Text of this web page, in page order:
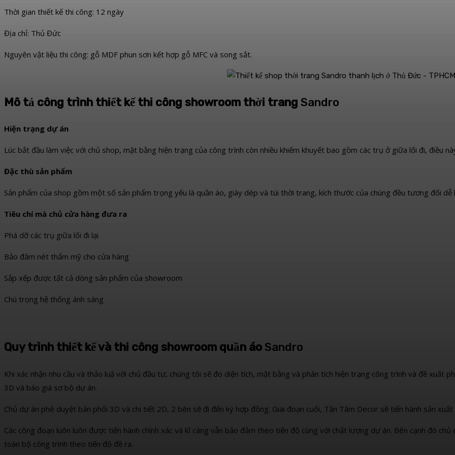
Thời gian thiết kế thi công: 12 ngày
Địa chỉ: Thủ Đức
Nguyên vật liệu thi công: gỗ MDF phun sơn kết hợp gỗ MFC và song sắt.
Mô tả công trình thiết kế thi công showroom thời trang Sandro
Hiện trạng dự án
Lúc bắt đầu làm việc với chủ shop, mặt bằng hiện trạng của công trình còn nhiều khiếm khuyết bao gồm các trụ ở giữa lối đi, điều
Đặc thù sản phẩm
Sản phẩm của shop gồm một số sản phẩm trọng yếu là quần áo, giày dép và túi thời trang, kích thước của chúng đều tương đối dễ
Tiêu chí mà chủ cửa hàng đưa ra
Phá dỡ các trụ giữa lối đi lại
Bảo đảm nét thẩm mỹ cho cửa hàng
Sắp xếp được tất cả dòng sản phẩm của showroom
Chú trọng hệ thống ánh sáng
Quy trình thiết kế và thi công showroom quần áo Sandro
Khi xác nhận nhu cầu và thảo luậ với chủ đầu tư, chúng tôi sẽ đo diện tích, mặt bằng và phân tích hiện trạng công trình và đề xuất
3D và báo giá sơ bộ dự án.
Chủ dự án phê duyệt bản phối 3D và chi tiết 2D, 2 bên sẽ đi đến ký hợp đồng. Giai đoạn cuối, Tận Tâm Decor sẽ tiến hành sản
Các công đoạn luôn luôn được tiến hành chính xác và kĩ càng vẫn bảo đảm theo tiến độ cùng với chất lượng dự án. Bên cạnh đó
toàn bộ công trình theo tiến độ đề ra.